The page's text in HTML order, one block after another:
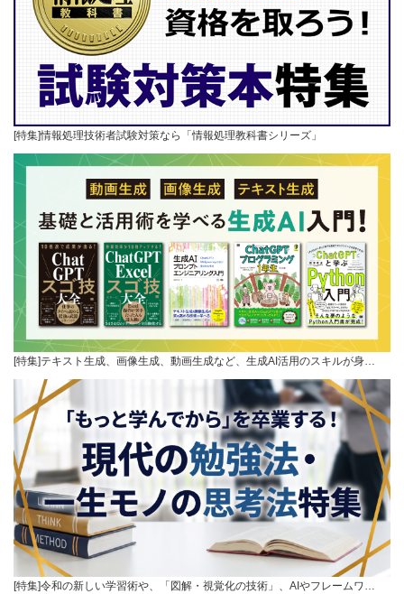
[特集]情報処理技術者試験対策なら「情報処理教科書シリーズ」
[特集]テキスト生成、画像生成、動画生成など、生成AI活用のスキルが身…
[特集]令和の新しい学習術や、「図解・視覚化の技術」、AIやフレームワ…